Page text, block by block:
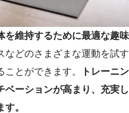
を維持するために最適な趣味
などのさまざまな運動を試す
とができます。
トレーニン
ベーションが高まり、充実し
。